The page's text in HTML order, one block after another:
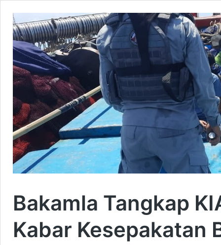
Bakamla Tangkap
Kabar Kesepakatan